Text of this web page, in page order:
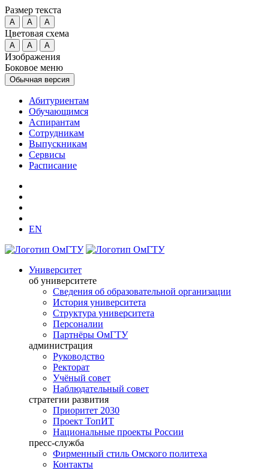
Размер текста
A A A
Цветовая схема
A A A
Изображения
Боковое меню
Обычная версия
Абитуриентам
Обучающимся
Аспирантам
Сотрудникам
Выпускникам
Сервисы
Расписание
EN
Университет
об университете
Сведения об образовательной организации
История университета
Структура университета
Персоналии
Партнёры ОмГТУ
администрация
Руководство
Ректорат
Учёный совет
Наблюдательный совет
стратегии развития
Приоритет 2030
Проект ТопИТ
Национальные проекты России
пресс-служба
Фирменный стиль Омского политеха
Контакты